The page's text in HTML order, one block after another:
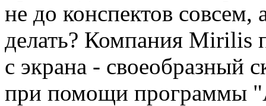
не до конспектов
делать? Компания Mirilis
с экрана - своеобразный
при помощи программы